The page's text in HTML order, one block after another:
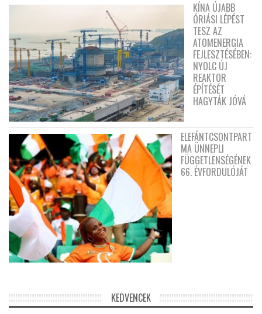
KÍNA ÚJABB
ÓRIÁSI LÉPÉST
TESZ AZ
ATOMENERGIA
FEJLESZTÉSÉBEN:
NYOLC ÚJ
REAKTOR
ÉPÍTÉSÉT
HAGYTÁK JÓVÁ
ELEFÁNTCSONTPART
MA ÜNNEPLI
FÜGGETLENSÉGÉNEK
66. ÉVFORDULÓJÁT
KEDVENCEK